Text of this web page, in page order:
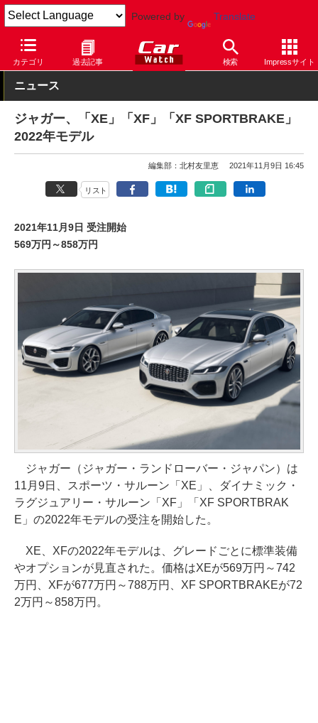
Powered by Translate
カテゴリ 過去記事 検索 Impressサイト
Car Watch 自動車 ジャガー XE
ニュース
ジャガー、「XE」「XF」「XF SPORTBRAKE」
2022年モデル
編集部：北村友里恵 2021年11月9日 16:45
リスト
2021年11月9日 受注開始
569万円～858万円
ジャガー（ジャガー・ランドローバー・ジャパン）は
11月9日、スポーツ・サルーン「XE」、ダイナミック・
ラグジュアリー・サルーン「XF」「XF SPORTBRAK
E」の2022年モデルの受注を開始した。
XE、XFの2022年モデルは、グレードごとに標準装備
やオプションが見直された。価格はXEが569万円～742
万円、XFが677万円～788万円、XF SPORTBRAKEが72
2万円～858万円。